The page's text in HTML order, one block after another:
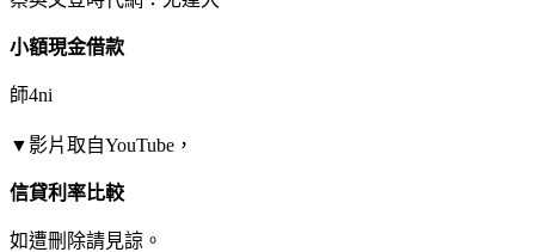
小額現金借款
師4ni
▼影片取自YouTube，
信貸利率比較
如遭刪除請見諒。